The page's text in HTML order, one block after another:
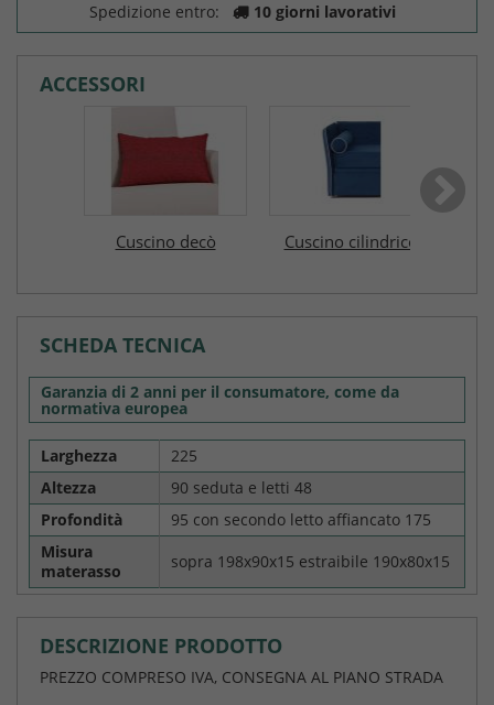
Spedizione entro: 10 giorni lavorativi
ACCESSORI
Cuscino decò Cuscino cilindrico
SCHEDA TECNICA
Garanzia di 2 anni per il consumatore, come da
normativa europea
Larghezza
225
Altezza
90 seduta e letti 48
Profondità
95 con secondo letto affiancato 175
Misura
materasso
sopra 198x90x15 estraibile 190x80x15
DESCRIZIONE PRODOTTO
PREZZO COMPRESO IVA, CONSEGNA AL PIANO STRADA